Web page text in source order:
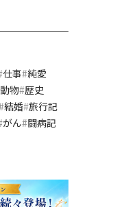
仕事 純愛
動物 歴史
結婚 旅行記
がん 闘病記